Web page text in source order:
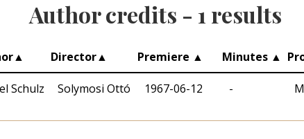
Author credits - 1 results
▲ Director▲ Premiere ▲ Minutes ▲
Schulz Solymosi Ottó 1967-06-12 -